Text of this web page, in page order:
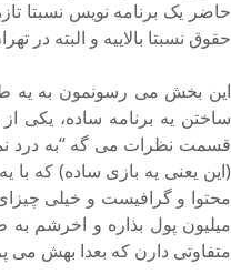
حقوق نسبتا بالاییه و البته در
این بخش می رسونمون به یه
ساختن یه برنامه ساده، یکی
قسمت نظرات می گه “به درد
میلیون پول بذاره و اخرشم
متفاوتی دارن که بعدا بهش می